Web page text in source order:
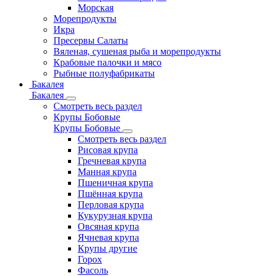
Морская
Морепродукты
Икра
Пресервы Салаты
Вяленая, сушеная рыба и морепродукты
Крабовые палочки и мясо
Рыбные полуфабрикаты
Бакалея
Бакалея
Смотреть весь раздел
Крупы Бобовые
Крупы Бобовые
Смотреть весь раздел
Рисовая крупа
Гречневая крупа
Манная крупа
Пшеничная крупа
Пшённая крупа
Перловая крупа
Кукурузная крупа
Овсяная крупа
Ячневая крупа
Крупы другие
Горох
Фасоль